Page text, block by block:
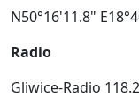
N50°16'11.8"
Radio
Gliwice-Radio